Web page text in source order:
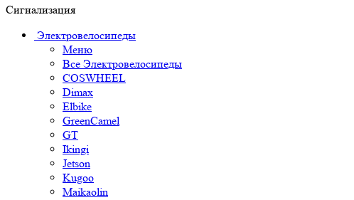
Сигнализация
Электровелосипеды
Меню
Все Электровелосипеды
COSWHEEL
Dimax
Elbike
GreenCamel
GT
Ikingi
Jetson
Kugoo
Maikaolin